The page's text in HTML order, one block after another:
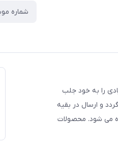
را به خود جلب
و ارسال در بقیه
می شود. محصولات